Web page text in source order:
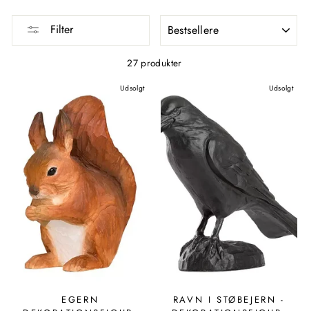
Filter
27 produkter
Udsolgt
EGERN
Udsolgt
RAVN I STØBEJERN -